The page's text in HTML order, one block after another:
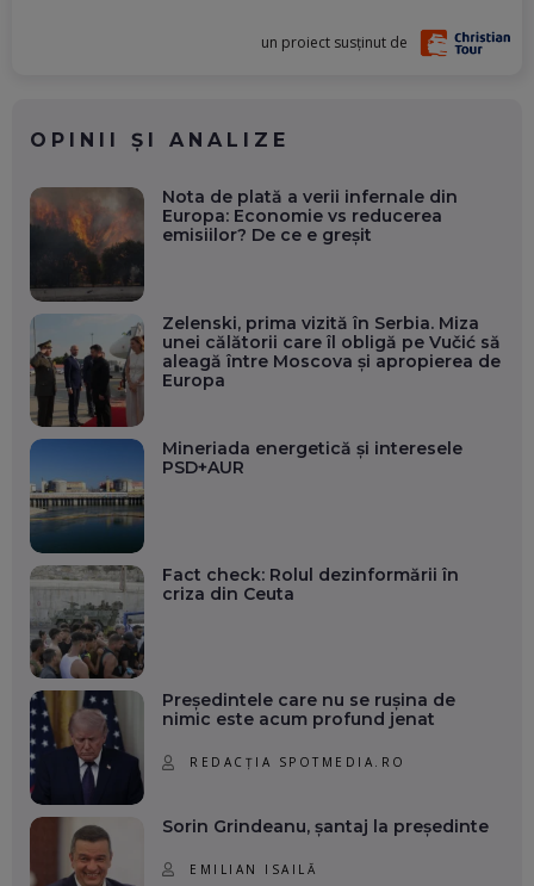
un proiect susținut de
OPINII ȘI ANALIZE
Nota de plată a verii infernale din
Europa: Economie vs reducerea
emisiilor? De ce e greșit
Zelenski, prima vizită în Serbia. Miza
unei călătorii care îl obligă pe Vučić să
aleagă între Moscova și apropierea de
Europa
Mineriada energetică și interesele
PSD+AUR
Fact check: Rolul dezinformării în
criza din Ceuta
Președintele care nu se rușina de
nimic este acum profund jenat
REDACȚIA SPOTMEDIA.RO
Sorin Grindeanu, șantaj la președinte
EMILIAN ISAILĂ